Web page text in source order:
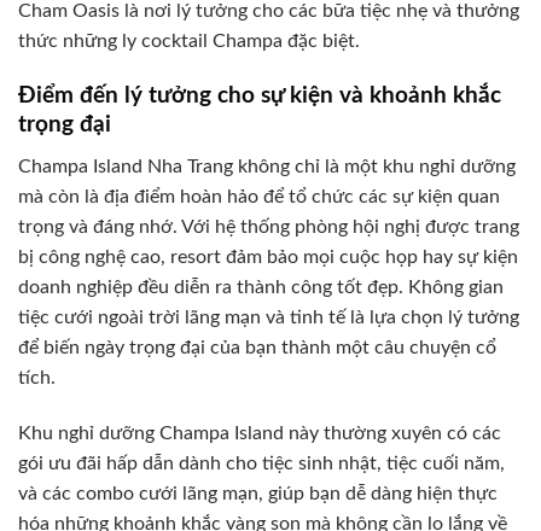
Cham Oasis là nơi lý tưởng cho các bữa tiệc nhẹ và thưởng
thức những ly cocktail Champa đặc biệt.
Điểm đến lý tưởng cho sự kiện và khoảnh khắc
trọng đại
Champa Island Nha Trang không chỉ là một khu nghỉ dưỡng
mà còn là địa điểm hoàn hảo để tổ chức các sự kiện quan
trọng và đáng nhớ. Với hệ thống phòng hội nghị được trang
bị công nghệ cao, resort đảm bảo mọi cuộc họp hay sự kiện
doanh nghiệp đều diễn ra thành công tốt đẹp. Không gian
tiệc cưới ngoài trời lãng mạn và tinh tế là lựa chọn lý tưởng
để biến ngày trọng đại của bạn thành một câu chuyện cổ
tích.
Khu nghỉ dưỡng Champa Island này thường xuyên có các
gói ưu đãi hấp dẫn dành cho tiệc sinh nhật, tiệc cuối năm,
và các combo cưới lãng mạn, giúp bạn dễ dàng hiện thực
hóa những khoảnh khắc vàng son mà không cần lo lắng về